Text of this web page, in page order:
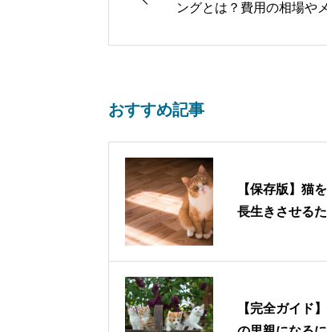
ングとは？費用の相場や
おすすめ記事
【保存版】猫
長生きさせる
【完全ガイド